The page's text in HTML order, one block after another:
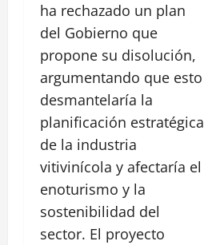
ha rechazado un plan
del Gobierno que
propone su disolución,
argumentando que esto
desmantelaría la
planificación estratégica
de la industria
vitivinícola y afectaría el
enoturismo y la
sostenibilidad del
sector. El proyecto